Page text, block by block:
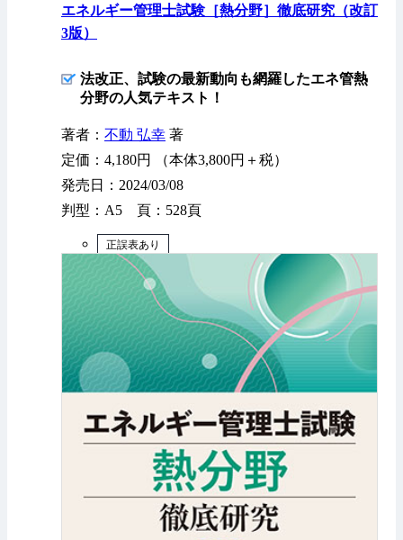
エネルギー管理士試験［熱分野］徹底研究（改訂
3版）
法改正、試験の最新動向も網羅したエネ管熱
分野の人気テキスト！
著者： 不動 弘幸 著
定価：4,180円 （本体3,800円＋税）
発売日：2024/03/08
判型：A5 頁：528頁
正誤表あり